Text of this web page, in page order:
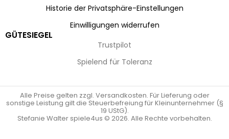
Historie der Privatsphäre-Einstellungen
Einwilligungen widerrufen
GÜTESIEGEL
Trustpilot
Spielend für Toleranz
Alle Preise gelten zzgl. Versandkosten. Für Lieferung oder
sonstige Leistung gilt die Steuerbefreiung für Kleinunternehmer (§
19 UStG).
Stefanie Walter spiele4us © 2026. Alle Rechte vorbehalten.